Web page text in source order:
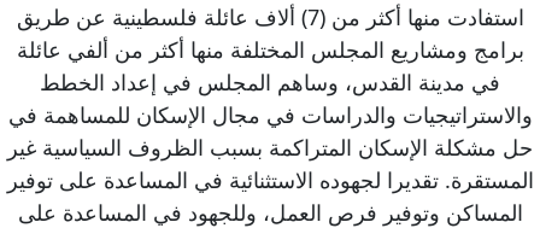
استفادت منها أكثر من (7) ألاف عائلة فلسطينية عن طريق
برامج ومشاريع المجلس المختلفة منها أكثر من ألفي عائلة
في مدينة القدس، وساهم المجلس في إعداد الخطط
والاستراتيجيات والدراسات في مجال الإسكان للمساهمة في
حل مشكلة الإسكان المتراكمة بسبب الظروف السياسية غير
المستقرة. تقديرا لجهوده الاستثنائية في المساعدة على توفير
المساكن وتوفير فرص العمل، وللجهود في المساعدة على